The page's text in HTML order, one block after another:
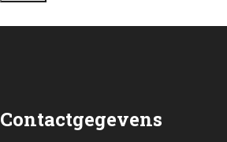
Contactgegevens